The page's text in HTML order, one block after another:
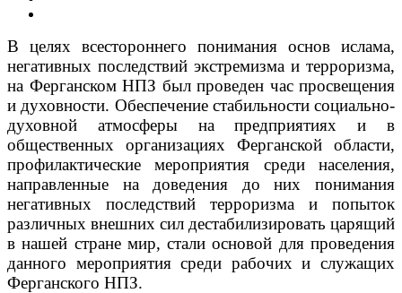
В целях всестороннего понимания основ ислама,
негативных последствий экстремизма и терроризма,
на Ферганском НПЗ был проведен час просвещения
и духовности. Обеспечение стабильности социально-
духовной атмосферы на предприятиях и в
общественных организациях Ферганской области,
профилактические мероприятия среди населения,
направленные на доведения до них понимания
негативных последствий терроризма и попыток
различных внешних сил дестабилизировать царящий
в нашей стране мир, стали основой для проведения
данного мероприятия среди рабочих и служащих
Ферганского НПЗ.